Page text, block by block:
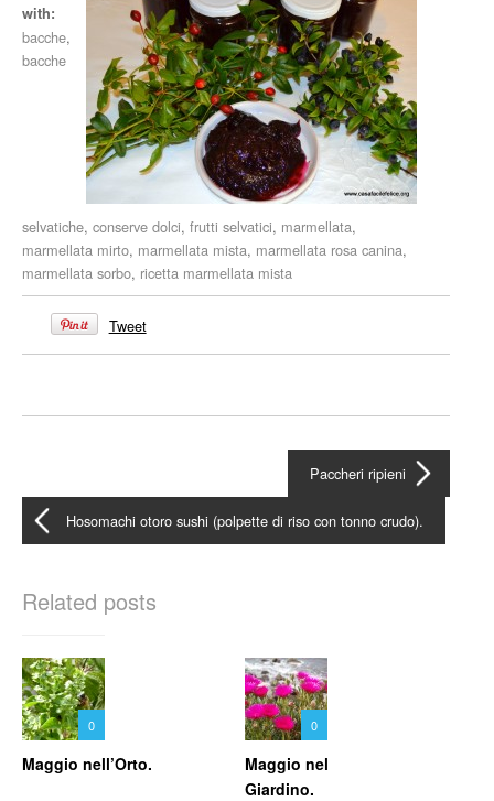
with:
bacche,
bacche
selvatiche, conserve dolci, frutti selvatici, marmellata,
marmellata mirto, marmellata mista, marmellata rosa canina,
marmellata sorbo, ricetta marmellata mista
Tweet
Paccheri ripieni
Hosomachi otoro sushi (polpette di riso con tonno crudo).
Related posts
0
Maggio nell’Orto.
0
Maggio nel
Giardino.